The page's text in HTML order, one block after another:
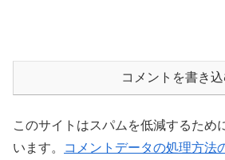
コメントを書き
このサイトはスパムを低減するため
います。
コメントデータの処理方法